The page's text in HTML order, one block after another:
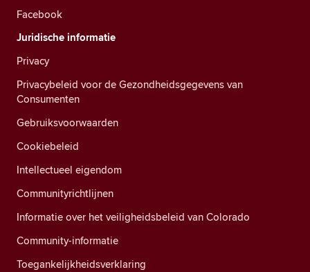
Facebook
Juridische informatie
Privacy
Privacybeleid voor de Gezondheidsgegevens van
Consumenten
Gebruiksvoorwaarden
Cookiebeleid
Intellectueel eigendom
Communityrichtlijnen
Informatie over het veiligheidsbeleid van Colorado
Community-informatie
Toegankelijkheidsverklaring